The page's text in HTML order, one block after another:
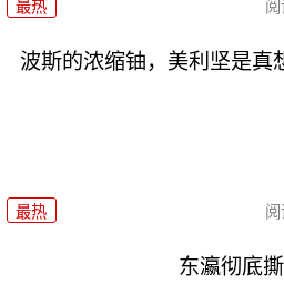
最热
波斯的浓缩铀，美利坚是真
最热
东瀛彻底